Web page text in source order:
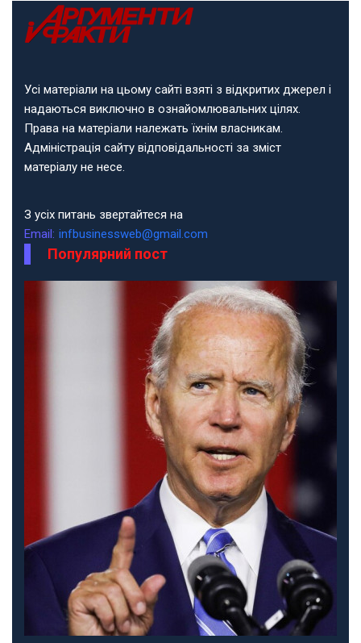
Усі матеріали на цьому сайті взяті з відкритих джерел і
надаються виключно в ознайомлювальних цілях.
Права на матеріали належать їхнім власникам.
Адміністрація сайту відповідальності за зміст
матеріалу не несе.
З усіх питань звертайтеся на
Email: infbusinessweb@gmail.com
Популярний пост